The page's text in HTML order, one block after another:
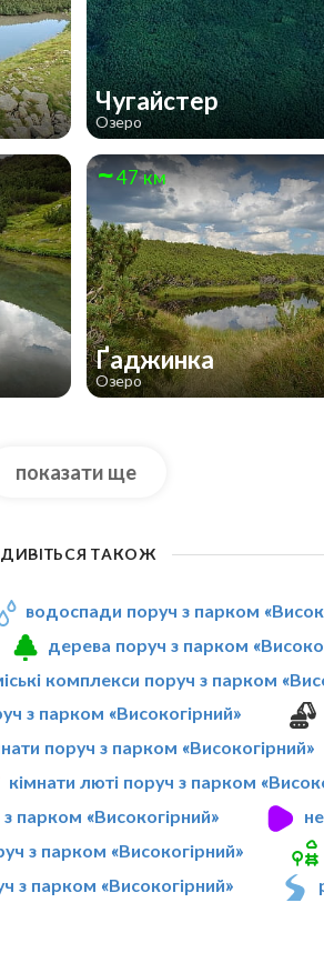
Чугайстер
Озеро
47 км
Ґаджинка
Озеро
показати ще
ДИВІТЬСЯ ТАКОЖ
водоспади поруч з парком
дерева поруч з парком
комплекси поруч з парком
з парком «Високогірний»
поруч з парком «Високогірний»
кімнати люті поруч з парком
парком «Високогірний»
з парком «Високогірний»
з парком «Високогірний»